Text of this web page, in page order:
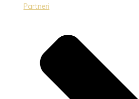
Partneri